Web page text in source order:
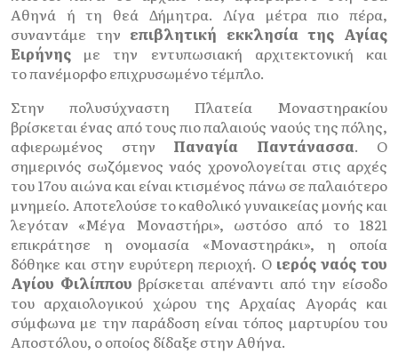
Αθηνά ή τη θεά Δήμητρα. Λίγα μέτρα πιο πέρα,
συναντάμε την επιβλητική εκκλησία της Αγίας
Ειρήνης με την εντυπωσιακή αρχιτεκτονική και
το πανέμορφο επιχρυσωμένο τέμπλο.
Στην πολυσύχναστη Πλατεία Μοναστηρακίου
βρίσκεται ένας από τους πιο παλαιούς ναούς της πόλης,
αφιερωμένος στην Παναγία Παντάνασσα. Ο
σημερινός σωζόμενος ναός χρονολογείται στις αρχές
του 17ου αιώνα και είναι κτισμένος πάνω σε παλαιότερο
μνημείο. Αποτελούσε το καθολικό γυναικείας μονής και
λεγόταν «Μέγα Μοναστήρι», ωστόσο από το 1821
επικράτησε η ονομασία «Μοναστηράκι», η οποία
δόθηκε και στην ευρύτερη περιοχή. Ο ιερός ναός του
Αγίου Φιλίππου βρίσκεται απέναντι από την είσοδο
του αρχαιολογικού χώρου της Αρχαίας Αγοράς και
σύμφωνα με την παράδοση είναι τόπος μαρτυρίου του
Αποστόλου, ο οποίος δίδαξε στην Αθήνα.